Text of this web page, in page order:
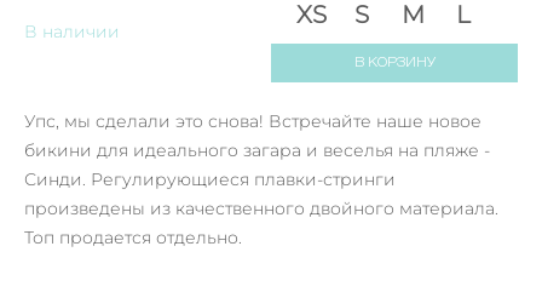
В наличии
XS S M L
В КОРЗИНУ
Упс, мы сделали это снова! Встречайте наше новое
бикини для идеального загара и веселья на пляже -
Синди. Регулирующиеся плавки-стринги
произведены из качественного двойного материала.
Топ продается отдельно.